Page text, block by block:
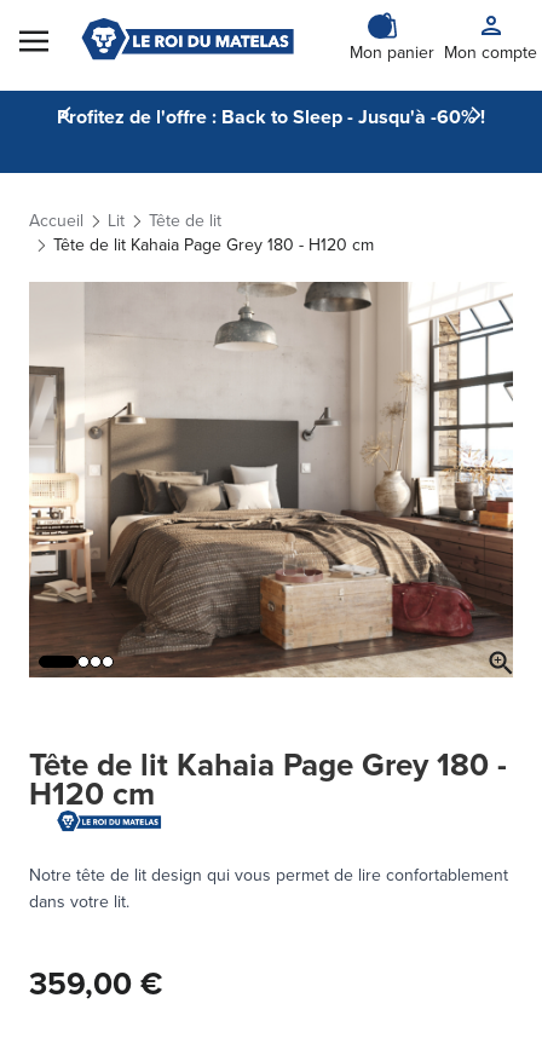
Skip to Content
Mon panier Mon compte
Profitez de l'offre : Back to Sleep - Jusqu'à -60% !
Accueil Lit
Tête de lit
Tête de lit Kahaia Page Grey 180 - H120 cm
Tête de lit Kahaia Page Grey 180 -
H120 cm
Notre tête de lit design qui vous permet de lire confortablement
dans votre lit.
359,00 €